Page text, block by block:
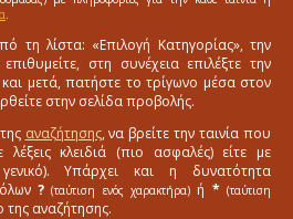
.
τη λίστα: «Επιλογή Κατηγορίας», την
στη συνέχεια επιλέξτε την
μετά, πατήστε το τρίγωνο μέσα στον
στην σελίδα προβολής.
αναζήτησης, να βρείτε την ταινία που
λέξεις κλειδιά (πιο ασφαλές) είτε με
Υπάρχει και η δυνατότητα
? (ταύτιση ενός χαρακτήρα) ή * (ταύτιση
της αναζήτησης.